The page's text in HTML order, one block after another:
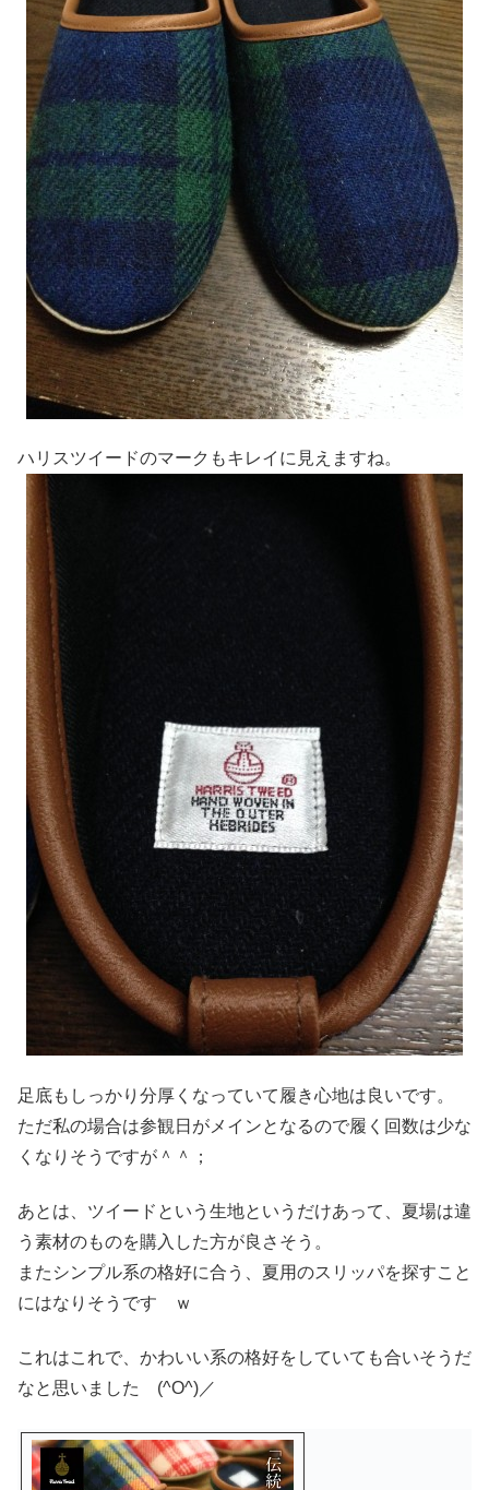
ハリスツイードのマークもキレイに見えますね。
足底もしっかり分厚くなっていて履き心地は良いです。
ただ私の場合は参観日がメインとなるので履く回数は少な
くなりそうですが＾＾；
あとは、ツイードという生地というだけあって、夏場は違
う素材のものを購入した方が良さそう。
またシンプル系の格好に合う、夏用のスリッパを探すこと
にはなりそうです ｗ
これはこれで、かわいい系の格好をしていても合いそうだ
なと思いました (^O^)／